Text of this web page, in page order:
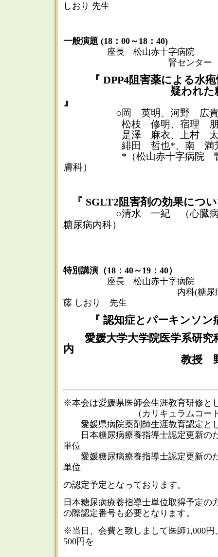
しおり 先生
一般演題 (18：00～18：40)
座長 松山赤十字病院
腎センター 原田
『 DPP4阻害薬による水
疑われた糖尿病
』
○岡 英明、河野 広
松枝 修明、宿理 朋哉
是澤 麻衣、上村 太朗
緋田 哲也*、南 満
*（松山赤十字病院 腎セ
膚科）
『 SGLT2阻害剤の効果につ
○清水 一紀 （心臓
糖尿病内科）
特別講演（18：40～19：40）
座長 松山赤十字病院
内科(糖尿病･代謝
藤 しおり 先生
『 認知症とパーキンソ
愛媛大学大学院医学系研究
内
教授 野元 正
※本会は愛媛県医師会生涯教育研修と
（カリキュラムコード29
愛媛県病院薬剤師生涯教育認定と
日本糖尿病療養指導士認定更新の
単位
愛媛糖尿病療養指導士認定更新の
単位
の認定予定となっております。
日本糖尿病療養指導士単位取得予定の
の際認定番号も必要となります。
※当日、会費と致しまして医師1,000円
500円を